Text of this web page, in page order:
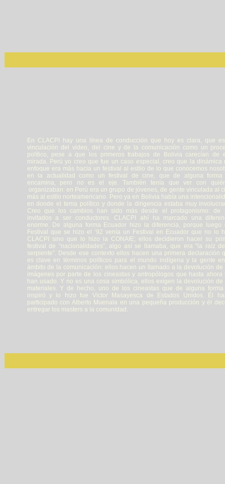
En CLACPI hay una línea de conducción que hoy es clara, que
vinculación del video, del cine y de la comunicación como un
político, pese a que los primeros trabajos de Bolivia carecían de
mirada. Perú yo creo que fue un caso especial, creo que la dinámica
enfoque era más hacia un festival al estilo de lo que conocemos
en la actualidad como un festival de cine, que de alguna forma
encamina, pero no es el eje. También tenía que ver con
organizaban: en Perú era un grupo de jóvenes, de gente vinculada al
más al estilo norteamericano. Pero ya en Bolivia había una
en donde el tema político y donde la dirigencia estaba muy
Creo que los cambios han sido más desde el protagonismo: de
invitados a ser conductores. CLACPI ahí ha marcado una
enorme. De alguna forma Ecuador hizo la diferencia, porque luego
Festival que se hizo el ‘92 venía un Festival en Ecuador que no lo
CLACPI sino que lo hizo la CONAIE; ellos decidieron hacer su
festival de “nacionalidades”, algo así se llamaba, que era “la raíz
serpiente”. Desde ese contexto ellos hacen una primera declaración
es clave en términos políticos para el mundo indígena y la gente
ámbito de la comunicación: ellos hacen un llamado a la devolución de
imágenes por parte de los cineastas y antropólogos que hasta ahora
han usado. Y no es una cosa simbólica, ellos exigen la devolución de
materiales. Y de hecho, uno de los cineastas que de alguna forma
inspiró y lo hizo fue Victor Masayesca de Estados Unidos. Él
participado con Alberto Muenala en una pequeña producción y él
entregar los masters a la comunidad.